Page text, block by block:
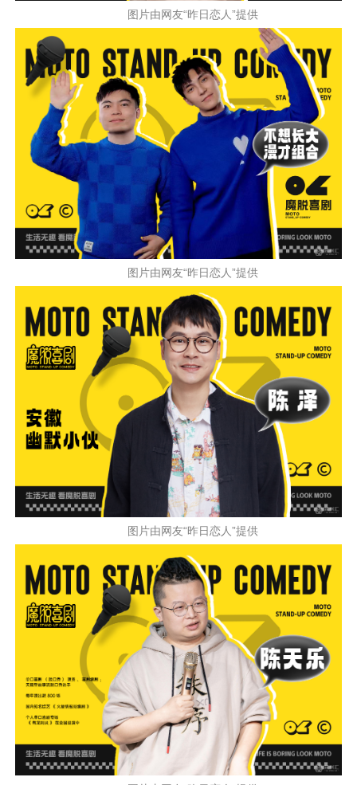
图片由网友“昨日恋人”提供
图片由网友“昨日恋人”提供
图片由网友“昨日恋人”提供